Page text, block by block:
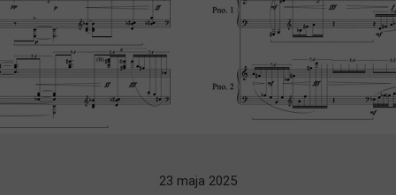
23 maja 2025